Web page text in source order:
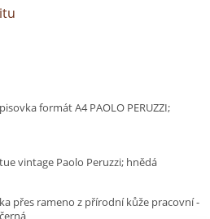
formát A4 PAOLO PERUZZI;
vintage Paolo Peruzzi; hnědá
přes rameno z přírodní kůže pracovní -